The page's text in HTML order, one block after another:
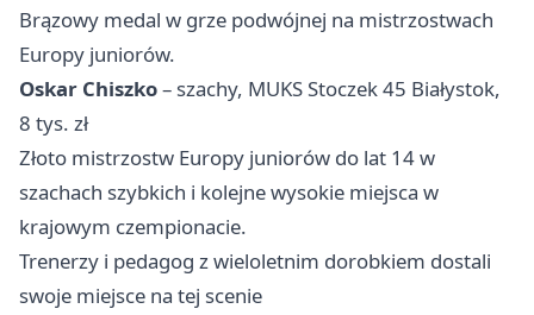
Brązowy medal w grze podwójnej na mistrzostwach
Europy juniorów.
Oskar Chiszko– szachy, MUKS Stoczek 45 Białystok,
8 tys. zł
Złoto mistrzostw Europy juniorów do lat 14 w
szachach szybkich i kolejne wysokie miejsca w
krajowym czempionacie.
Trenerzy i pedagog z wieloletnim dorobkiem dostali
swoje miejsce na tej scenie